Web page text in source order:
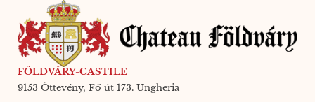
FÖLDVÁRY-CASTILE
9153 Öttevény, Fő út 173. Ungheria